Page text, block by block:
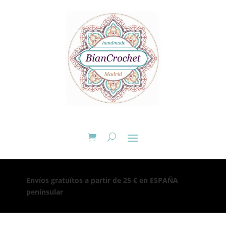
Envíos gratuítos a partir de 25 € en ESPAÑA
penínsular